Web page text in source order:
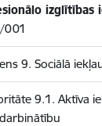
izglītības
001
9. Sociālā
9.1. Aktīva